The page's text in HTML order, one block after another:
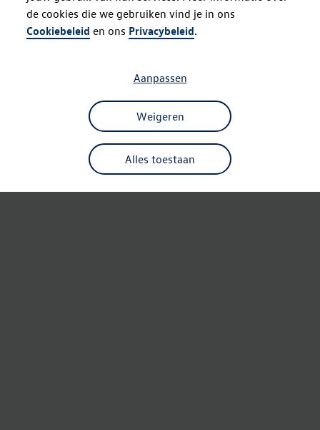
de cookies die we gebruiken vind je in ons
Cookiebeleid en ons Privacybeleid.
Alles toestaan
Weigeren
Aanpassen
Oops!
Something went wrong. Please try
refreshing the app
Refresh